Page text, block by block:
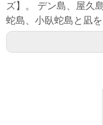
ズ】。 デン島、屋久
蛇島、小臥蛇島と凪